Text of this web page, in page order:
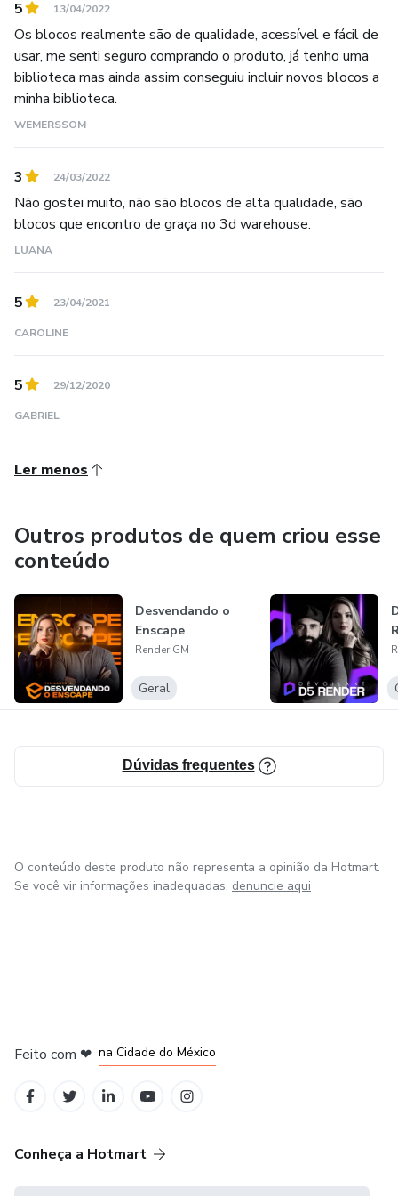
5 13/04/2022
Os blocos realmente são de qualidade, acessível e fácil de
usar, me senti seguro comprando o produto, já tenho uma
biblioteca mas ainda assim conseguiu incluir novos blocos a
minha biblioteca.
WEMERSSOM
3 24/03/2022
Não gostei muito, não são blocos de alta qualidade, são
blocos que encontro de graça no 3d warehouse.
LUANA
5 23/04/2021
CAROLINE
5 29/12/2020
GABRIEL
Ler menos
Outros produtos de quem criou esse
conteúdo
Desvendando o
Enscape
Render GM
Geral
Dúvidas frequentes
O conteúdo deste produto não representa a opinião da Hotmart.
Se você vir informações inadequadas, denuncie aqui
Feito com ❤ na Cidade do México
Conheça a Hotmart